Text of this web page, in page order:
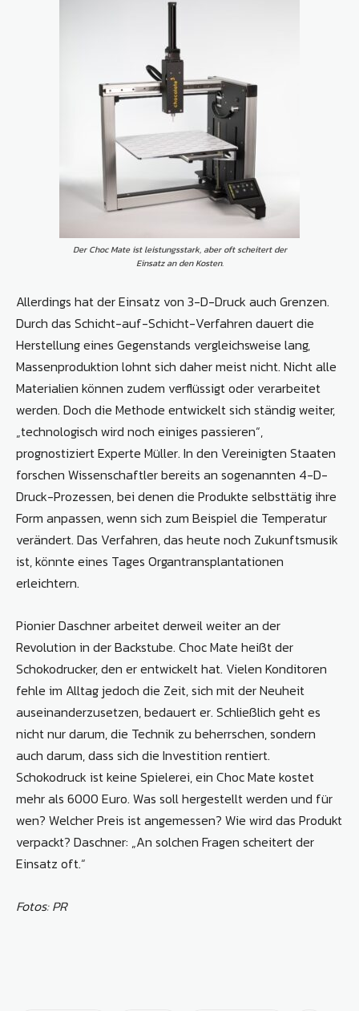
Der Choc Mate ist leistungsstark, aber oft scheitert der
Einsatz an den Kosten.
Allerdings hat der Einsatz von 3-D-Druck auch Grenzen.
Durch das Schicht-auf-Schicht-Verfahren dauert die
Herstellung eines Gegenstands vergleichsweise lang,
Massenproduktion lohnt sich daher meist nicht. Nicht alle
Materialien können zudem verflüssigt oder verarbeitet
werden. Doch die Methode entwickelt sich ständig weiter,
„technologisch wird noch einiges passieren“,
prognostiziert Experte Müller. In den Vereinigten Staaten
forschen Wissenschaftler bereits an sogenannten 4-D-
Druck-Prozessen, bei denen die Produkte selbsttätig ihre
Form anpassen, wenn sich zum Beispiel die Temperatur
verändert. Das Verfahren, das heute noch Zukunftsmusik
ist, könnte eines Tages Organtransplantationen
erleichtern.
Pionier Daschner arbeitet derweil weiter an der
Revolution in der Backstube. Choc Mate heißt der
Schokodrucker, den er entwickelt hat. Vielen Konditoren
fehle im Alltag jedoch die Zeit, sich mit der Neuheit
auseinanderzusetzen, bedauert er. Schließlich geht es
nicht nur darum, die Technik zu beherrschen, sondern
auch darum, dass sich die Investition rentiert.
Schokodruck ist keine Spielerei, ein Choc Mate kostet
mehr als 6000 Euro. Was soll hergestellt werden und für
wen? Welcher Preis ist angemessen? Wie wird das Produkt
verpackt? Daschner: „An solchen Fragen scheitert der
Einsatz oft.“
Fotos: PR